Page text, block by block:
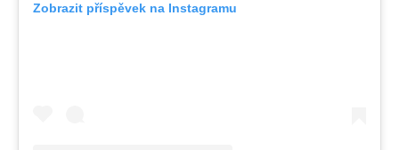
Zobrazit příspěvek na Instagramu